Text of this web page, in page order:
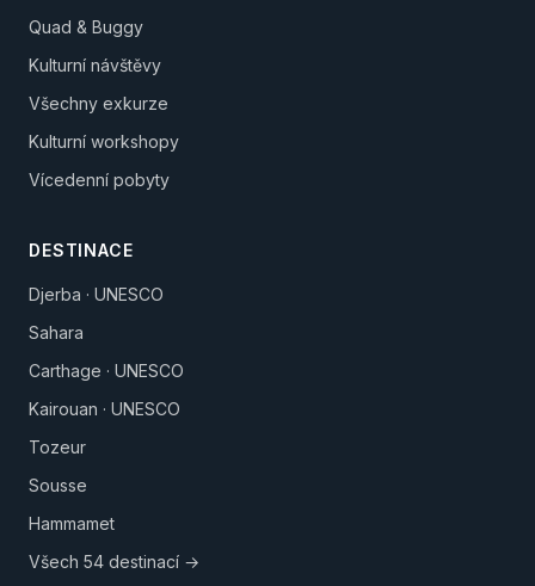
Quad & Buggy
Kulturní návštěvy
Všechny exkurze
Kulturní workshopy
Vícedenní pobyty
DESTINACE
Djerba · UNESCO
Sahara
Carthage · UNESCO
Kairouan · UNESCO
Tozeur
Sousse
Hammamet
Všech 54 destinací →